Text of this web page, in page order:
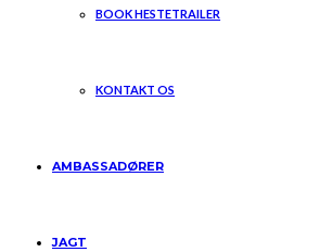
BOOK HESTETRAILER
KONTAKT OS
AMBASSADØRER
JAGT